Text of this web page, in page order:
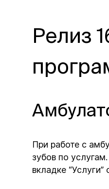
Релиз
При работе с
зубов по
вкладке